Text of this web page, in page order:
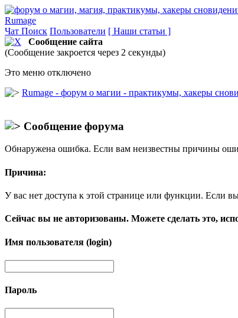
Rumage
Чат Поиск Пользователи [ Наши статьи ]
Сообщение сайта
(Сообщение закроется через 2 секунды)
Это меню отключено
Rumage - форум о магии - практикумы, хакеры
Сообщение форума
Обнаружена ошибка. Если вам неизвестны причины
Причина:
У вас нет доступа к этой странице или функции. Если
Сейчас вы не авторизованы. Можете сделать это,
Имя пользователя (login)
Пароль